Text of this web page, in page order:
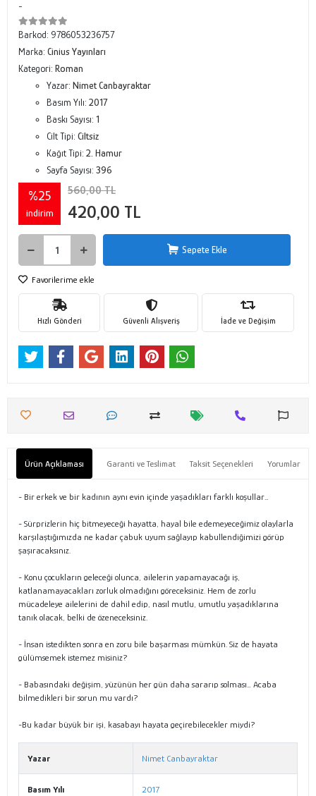
-
Barkod: 9786053236757
Marka: Cinius Yayınları
Kategori: Roman
Yazar: Nimet Canbayraktar
Basım Yılı: 2017
Baskı Sayısı: 1
Cilt Tipi: Ciltsiz
Kağıt Tipi: 2. Hamur
Sayfa Sayısı: 396
%25
indirim
560,00 TL
420,00 TL
Sepete Ekle
Favorilerime ekle
Hızlı Gönderi Güvenli Alışveriş İade ve Değişim
Ürün Açıklaması Garanti ve Teslimat Taksit Seçenekleri Yorumlar
- Bir erkek ve bir kadının aynı evin içinde yaşadıkları farklı koşullar…
- Sürprizlerin hiç bitmeyeceği hayatta, hayal bile edemeyeceğimiz olaylarla
karşılaştığımızda ne kadar çabuk uyum sağlayıp kabullendiğimizi görüp
şaşıracaksınız.
- Konu çocukların geleceği olunca, ailelerin yapamayacağı iş,
katlanamayacakları zorluk olmadığını göreceksiniz. Hem de zorlu
mücadeleye ailelerini de dahil edip, nasıl mutlu, umutlu yaşadıklarına
tanık olacak, belki de özeneceksiniz.
- İnsan istedikten sonra en zoru bile başarması mümkün. Siz de hayata
gülümsemek istemez misiniz?
- Babasındaki değişim, yüzünün her gün daha sararıp solması… Acaba
bilmedikleri bir sorun mu vardı?
-Bu kadar büyük bir işi, kasabayı hayata geçirebilecekler miydi?
Yazar Nimet Canbayraktar
Basım Yılı 2017